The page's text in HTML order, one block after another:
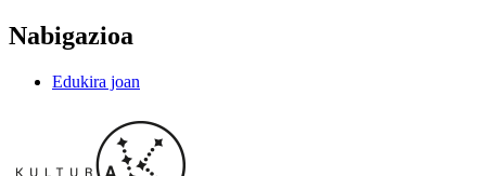
Nabigazioa
Edukira joan